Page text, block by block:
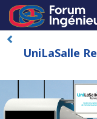
UniLaSalle